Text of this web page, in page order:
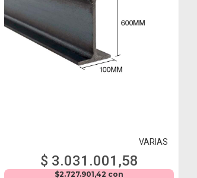
VARIAS
$ 3.031.001,58
$2.727.901,42 con